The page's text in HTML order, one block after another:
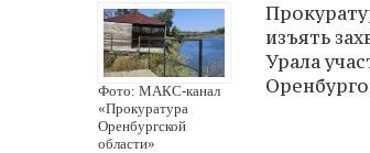
Фото: МАКС-канал
«Прокуратура
Оренбургской
области»
изъять
Урала